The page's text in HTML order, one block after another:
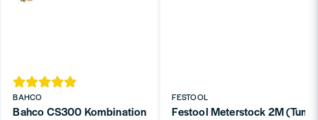
BAHCO
Bahco CS300 Kombinationsvikel 305mm med rits
FESTOOL
Festool Meterstock 2M